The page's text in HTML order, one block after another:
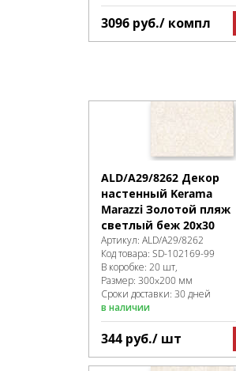
3096 руб./ компл
ALD/A29/8262 Декор
настенный Kerama
Marazzi Золотой пляж
светлый беж 20х30
Артикул: ALD/A29/8262
Код товара: SD-102169-99
В коробке: 20 шт,
Размер: 300x200 мм
Сроки доставки: 30 дней
в наличии
344 руб./ шт